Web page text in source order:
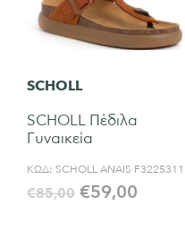
SCHOLL
SCHOLL Πέδιλα
Γυναικεία
ΚΩΔ: SCHOLL ANAIS F3225311
€85,00 €59,00